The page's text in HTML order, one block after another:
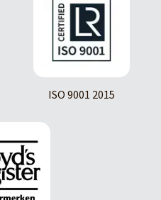
ISO 9001 2015